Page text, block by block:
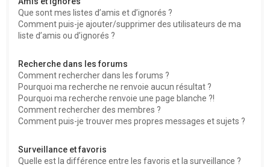
Que sont mes listes d’amis et d’ignorés ?
Comment puis-je ajouter/supprimer des utilisateurs de ma
liste d’amis ou d’ignorés ?
Recherche dans les forums
Comment rechercher dans les forums ?
Pourquoi ma recherche ne renvoie aucun résultat ?
Pourquoi ma recherche renvoie une page blanche ?!
Comment rechercher des membres ?
Comment puis-je trouver mes propres messages et sujets ?
Surveillance et favoris
Quelle est la différence entre les favoris et la surveillance ?